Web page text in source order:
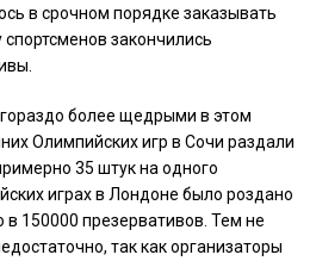
в срочном порядке заказывать
закончились
более щедрыми в этом
Олимпийских игр в Сочи раздали
35 штук на одного
играх в Лондоне было роздано
150000 презервативов. Тем не
так как организаторы